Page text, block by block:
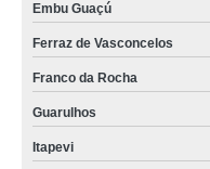
Embu Guaçú
Ferraz de Vasconcelos
Franco da Rocha
Guarulhos
Itapevi